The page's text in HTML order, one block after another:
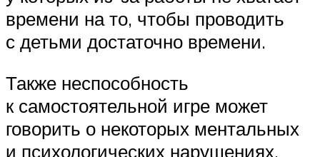
времени на то, чтобы проводить
с детьми достаточно времени.
Также неспособность
к самостоятельной игре может
говорить о некоторых ментальных
и психологических нарушениях.